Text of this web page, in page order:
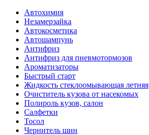
Автохимия
Незамерзайка
Автокосметика
Автошампунь
Антифриз
Антифриз для пневмотормозов
Ароматизаторы
Быстрый старт
Жидкость стеклоомывающая летняя
Очиститель кузова от насекомых
Полироль кузов, салон
Салфетки
Тосол
Чернитель шин